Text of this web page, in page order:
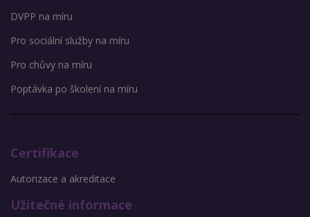
DVPP na míru
Pro sociální služby na míru
Pro chůvy na míru
Poptávka po školení na míru
Certifikace
Autorizace a akreditace
Užitečné informace